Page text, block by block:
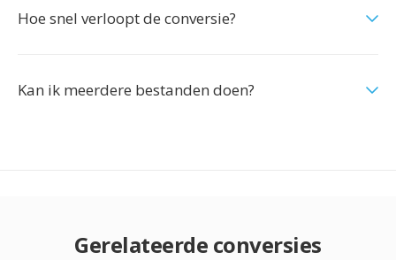
Hoe snel verloopt de conversie?
Kan ik meerdere bestanden doen?
Gerelateerde conversies